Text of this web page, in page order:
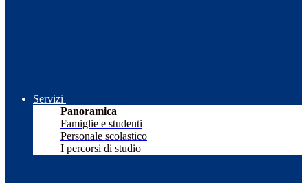
Servizi
Panoramica
Famiglie e studenti
Personale scolastico
I percorsi di studio